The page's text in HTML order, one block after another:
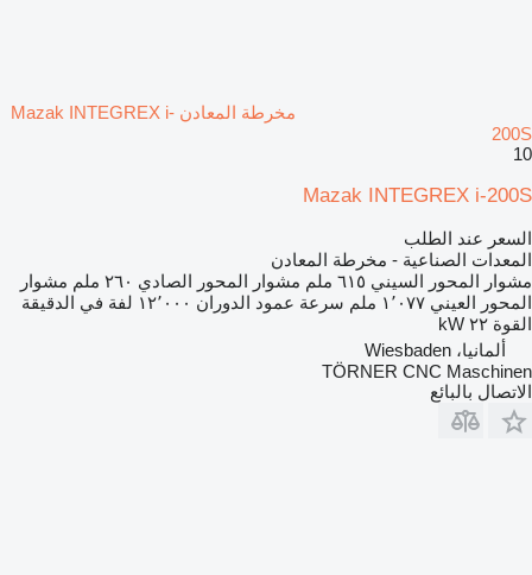
مخرطة المعادن Mazak INTEGREX i-
200S
10
Mazak INTEGREX i-200S
السعر عند الطلب
المعدات الصناعية - مخرطة المعادن
مشوار المحور السيني ٦١٥ ملم مشوار المحور الصادي ٢٦٠ ملم
مشوار
المحور العيني ١٬٠٧٧ ملم سرعة عمود الدوران ١٢٬٠٠٠ لفة في الدقيقة
القوة ٢٢ kW
ألمانيا، Wiesbaden
TÖRNER CNC Maschinen
الاتصال بالبائع